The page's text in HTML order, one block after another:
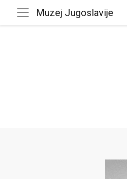
Muzej Jugoslavije